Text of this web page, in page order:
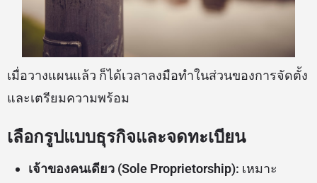
เมื่อวางแผนแล้ว ก็ได้เวลาลงมือทำในส่วนของการจัดตั้ง
และเตรียมความพร้อม
เลือกรูปแบบธุรกิจและจดทะเบียน
เจ้าของคนเดียว (Sole Proprietorship): เหมาะ